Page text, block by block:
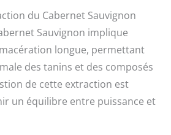
du Cabernet Sauvignon
Sauvignon implique
longue, permettant
des tanins et des composés
de cette extraction est
un équilibre entre puissance et